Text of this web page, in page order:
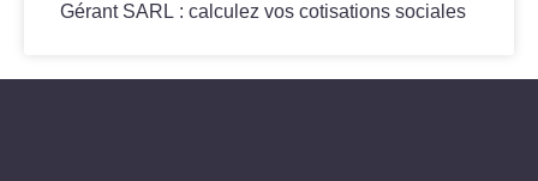
Gérant SARL : calculez vos cotisations sociales